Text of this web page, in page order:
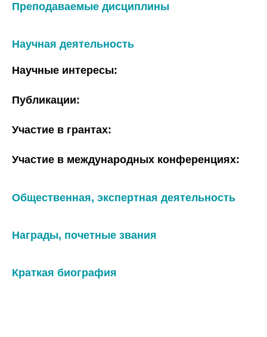
Преподаваемые дисциплины
Научная деятельность
Научные интересы:
Публикации:
Участие в грантах:
Участие в международных конференциях:
Общественная, экспертная деятельность
Награды, почетные звания
Краткая биография